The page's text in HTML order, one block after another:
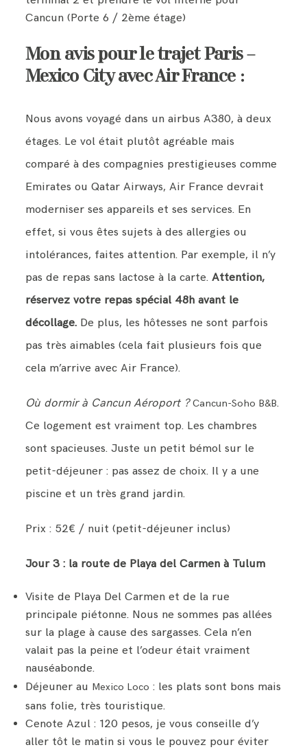
Cancun (Porte 6 / 2ème étage)
Mon avis pour le trajet Paris –
Mexico City avec Air France :
Nous avons voyagé dans un airbus A380, à deux
étages. Le vol était plutôt agréable mais
comparé à des compagnies prestigieuses comme
Emirates ou Qatar Airways, Air France devrait
moderniser ses appareils et ses services. En
effet, si vous êtes sujets à des allergies ou
intolérances, faites attention. Par exemple, il n’y
pas de repas sans lactose à la carte.Attention,
réservez votre repas spécial 48h avant le
décollage. De plus, les hôtesses ne sont parfois
pas très aimables (cela fait plusieurs fois que
cela m’arrive avec Air France).
Où dormir à Cancun Aéroport ?Cancun-Soho B&B.
Ce logement est vraiment top. Les chambres
sont spacieuses. Juste un petit bémol sur le
petit-déjeuner : pas assez de choix. Il y a une
piscine et un très grand jardin.
Prix : 52€ / nuit (petit-déjeuner inclus)
Jour 3 : la route de Playa del Carmen à Tulum
Visite de Playa Del Carmen et de la rue
principale piétonne. Nous ne sommes pas allées
sur la plage à cause des sargasses. Cela n’en
valait pas la peine et l’odeur était vraiment
nauséabonde.
Déjeuner au Mexico Loco : les plats sont bons mais
sans folie, très touristique.
Cenote Azul : 120 pesos, je vous conseille d’y
aller tôt le matin si vous le pouvez pour éviter